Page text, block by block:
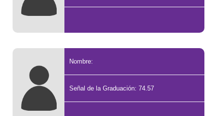
Nombre:
Señal de la Graduación: 74.57